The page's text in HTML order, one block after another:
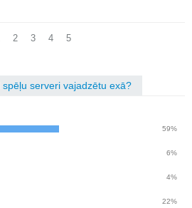
2 3 4 5
serveri vajadzētu exā?
59%
6%
4%
22%